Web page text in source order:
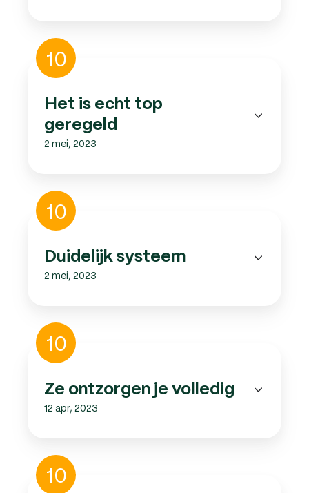
Het
echt
top
geregeld
10
Het is echt top
geregeld
2 mei, 2023
Duidelijk
systeem
10
Duidelijk systeem
2 mei, 2023
Ze
ontzorgen
volledig
10
Ze ontzorgen je volledig
12 apr, 2023
zou 10